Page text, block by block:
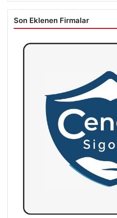
Son Eklenen Firmalar